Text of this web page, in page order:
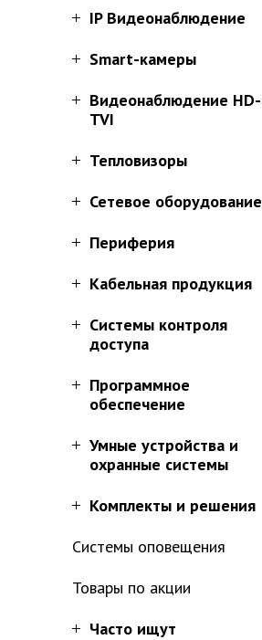
IP Видеонаблюдение
Smart-камеры
Видеонаблюдение HD-
TVI
Тепловизоры
Сетевое оборудование
Периферия
Кабельная продукция
Системы контроля
доступа
Программное
обеспечение
Умные устройства и
охранные системы
Комплекты и решения
Системы оповещения
Товары по акции
Часто ищут